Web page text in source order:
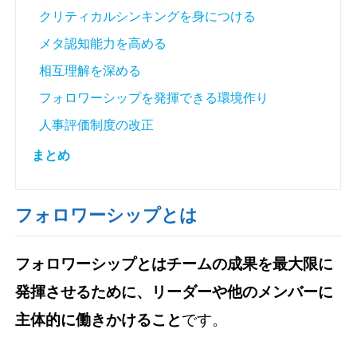
クリティカルシンキングを身につける
メタ認知能力を高める
相互理解を深める
フォロワーシップを発揮できる環境作り
人事評価制度の改正
まとめ
フォロワーシップとは
フォロワーシップとはチームの成果を最大限に
発揮させるために、リーダーや他のメンバーに
主体的に働きかけることです。